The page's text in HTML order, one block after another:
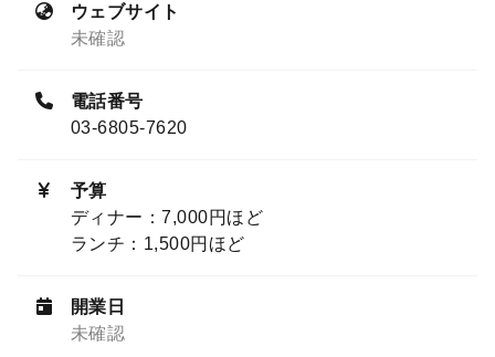
ウェブサイト
未確認
電話番号
03-6805-7620
予算
ディナー：7,000円ほど
ランチ：1,500円ほど
開業日
未確認